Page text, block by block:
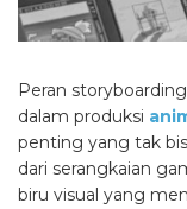
Peran
dalam produksi
penting yang tak
dari serangkaian
biru visual yang